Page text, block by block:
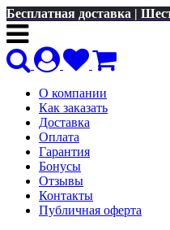
Бесплатная доставка |
О компании
Как заказать
Доставка
Оплата
Гарантия
Бонусы
Отзывы
Контакты
Публичная оферта